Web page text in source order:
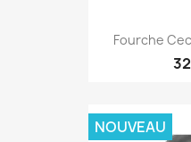
Fourche
NOUVEAU